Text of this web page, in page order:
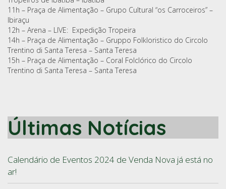
11h – Praça de Alimentação – Grupo Cultural “os Carroceiros” –
Ibiraçu
12h – Arena – LIVE: Expedição Tropeira
14h – Praça de Alimentação – Gruppo Folkloristico do Circolo
Trentino di Santa Teresa – Santa Teresa
15h – Praça de Alimentação – Coral Folclórico do Circolo
Trentino di Santa Teresa – Santa Teresa
Últimas Notícias
Calendário de Eventos 2024 de Venda Nova já está no
ar!